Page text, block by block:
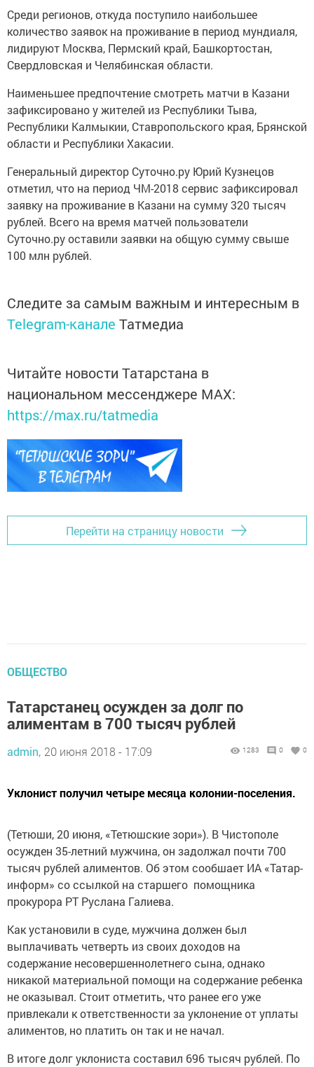
Среди регионов, откуда поступило наибольшее
количество заявок на проживание в период мундиаля,
лидируют Москва, Пермский край, Башкортостан,
Свердловская и Челябинская области.
Наименьшее предпочтение смотреть матчи в Казани
зафиксировано у жителей из Республики Тыва,
Республики Калмыкии, Ставропольского края, Брянской
области и Республики Хакасии.
Генеральный директор Суточно.ру Юрий Кузнецов
отметил, что на период ЧМ-2018 сервис зафиксировал
заявку на проживание в Казани на сумму 320 тысяч
рублей. Всего на время матчей пользователи
Суточно.ру оставили заявки на общую сумму свыше
100 млн рублей.
Следите за самым важным и интересным в
Telegram-канале Татмедиа
Читайте новости Татарстана в
национальном мессенджере MАХ:
https://max.ru/tatmedia
Перейти на страницу новости
ОБЩЕСТВО
Татарстанец осужден за долг по
алиментам в 700 тысяч рублей
admin, 20 июня 2018 - 17:09 1283 0 0
Уклонист получил четыре месяца колонии-поселения.
(Тетюши, 20 июня, «Тетюшские зори»). В Чистополе
осужден 35-летний мужчина, он задолжал почти 700
тысяч рублей алиментов. Об этом сообшает ИА «Татар-
информ» со ссылкой на старшего помощника
прокурора РТ Руслана Галиева.
Как установили в суде, мужчина должен был
выплачивать четверть из своих доходов на
содержание несовершеннолетнего сына, однако
никакой материальной помощи на содержание ребенка
не оказывал. Стоит отметить, что ранее его уже
привлекали к ответственности за уклонение от уплаты
алиментов, но платить он так и не начал.
В итоге долг уклониста составил 696 тысяч рублей. По